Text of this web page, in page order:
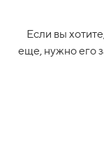
Если вы
еще, нужно его